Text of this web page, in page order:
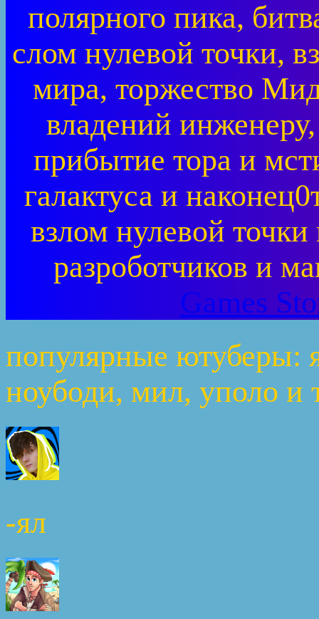
полярного пика,
слом нулевой точки,
мира, торжество
владений
прибытие тора и
галактуса и
взлом нулевой
разроботчиков и
Games
популярные ютуберы:
ноубоди, мил, уполо и
-ял